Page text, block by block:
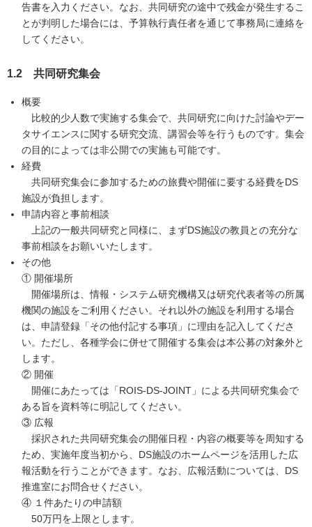
告書を入力ください。なお、共同研究の途中で残金が発生するこ
とが判明した場合には、予算執行責任者を通じて事務局に連絡を
してください。
1.2 共同研究集会
概要
比較的少人数で実施する集会で、共同研究に向けた討論やデー
タサイエンスに関する研究交流、講習会等を行うものです。集会
の目的によっては非公開での実施も可能です。
経費
共同研究集会に参加するための旅費や開催に要する経費をDS
施設が負担します。
申請内容と事前相談
上記の一般共同研究と同様に、まずDS施設の教員との充分な
事前相談をお願いいたします。
その他
① 開催場所
開催場所は、情報・システム研究機構又は研究代表者等の所属
機関の施設をご利用ください。それ以外の施設を利用する場合
は、申請登録「その他付記する事項」に理由を記入してくださ
い。ただし、各種学会に併せて開催する集会は本公募の対象外と
します。
② 開催
開催にあたっては「ROIS-DS-JOINT」による共同研究集会で
ある旨を資料等に明記してください。
③ 広報
採択された共同研究集会の開催日程・内容の概要等を周知する
ため、実施年度当初から、DS施設のホームページを活用した広
報活動を行うことができます。なお、広報活動については、DS
推進室にお問合せください。
④ １件あたりの申請額
50万円を上限とします。